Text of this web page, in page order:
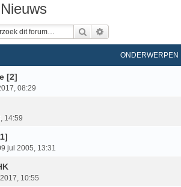
Zoek
ONDERWERPEN
[2]
08:29
14:59
jul 2005, 13:31
10:55